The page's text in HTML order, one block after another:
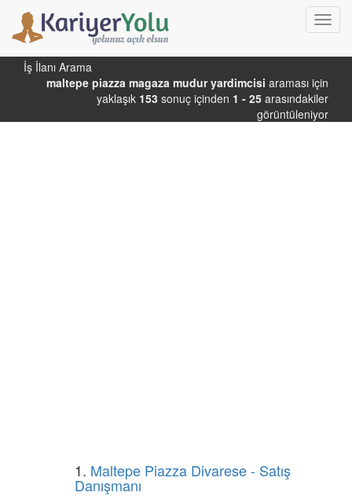
İş İlanı Arama
maltepe piazza magaza mudur yardimcisi araması için
yaklaşık 153 sonuç içinden 1 - 25 arasındakiler
görüntüleniyor
1. Maltepe Piazza Divarese - Satış
Danışmanı